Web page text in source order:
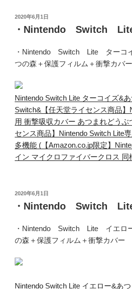
投
2020年6月1日
・Nintendo Switch
・Nintendo Switch Lite ターコ
つの森＋保護フィルム＋衝撃カバー
Nintendo Switch Lite ターコイズ&
Switch&【任天堂ライセンス商品】
用 衝撃吸収カバー あつまれどうぶ
センス商品】Nintendo Switch Lite
多機能 (【Amazon.co.jp限定】
イン マイクロファイバークロス 同
投
2020年6月1日
・Nintendo Switch
・Nintendo Switch Lite イエロ
の森＋保護フィルム＋衝撃カバー
Nintendo Switch Lite イエロー&あ